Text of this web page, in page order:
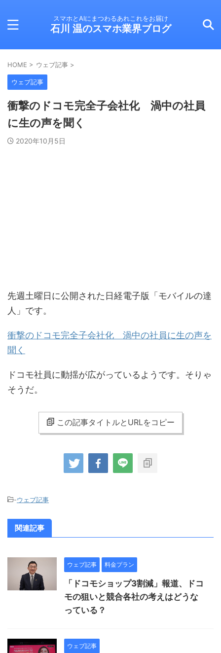
スマホとAIにまつわるあれこれをお届け
石川 温のスマホ業界ブログ
HOME > ウェブ記事 >
ウェブ記事
衝撃のドコモ完全子会社化 渦中の社員
に生の声を聞く
2020年10月5日
先週土曜日に公開された日経電子版「モバイルの達
人」です。
衝撃のドコモ完全子会社化 渦中の社員に生の声を
聞く
ドコモ社員に動揺が広がっているようです。そりゃ
そうだ。
この記事タイトルとURLをコピー
-ウェブ記事
関連記事
ウェブ記事 料金プラン
「ドコモショップ3割減」報道、ドコ
モの狙いと競合各社の考えはどうな
っている？
ウェブ記事